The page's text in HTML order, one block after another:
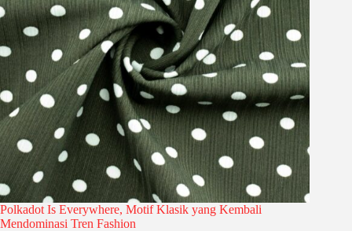
Polkadot Is Everywhere, Motif Klasik yang Kembali
Mendominasi Tren Fashion